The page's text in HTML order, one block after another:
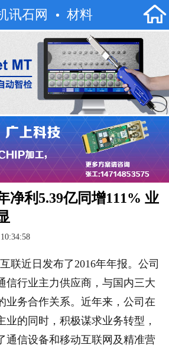
讯石网 材料
净利5.39亿同增111% 业
近日发布了2016年年报。公司
信行业主力供应商，与国内三大
业务合作关系。近年来，公司在
业的同时，积极谋求业务转型，
通信设备和移动互联网及精准营